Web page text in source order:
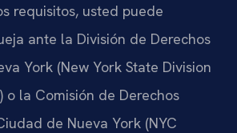
requisitos, usted puede
ante la División de Derechos
York (New York State Division
o la Comisión de Derechos
de Nueva York (NYC